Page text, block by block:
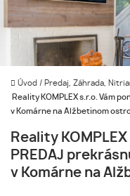
Úvod / Predaj, Záhrada,
Reality KOMPLEX s.r.o. Vám
v Komárne na Alžbetinom
Reality
PREDAJ
v Komárne na